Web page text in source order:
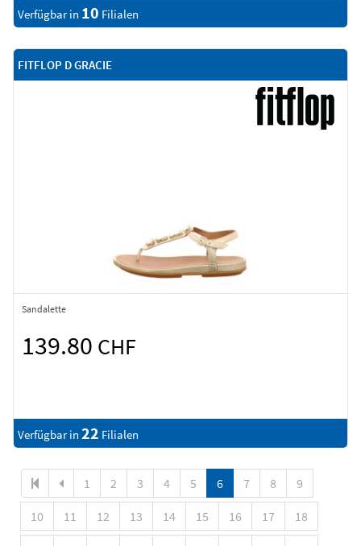
Verfügbar in 10 Filialen
FITFLOP D GRACIE
Sandalette
139.80 CHF
Verfügbar in 22 Filialen
1 2 3 4 5 6 7 8 9
10 11 12 13 14 15 16 17 18